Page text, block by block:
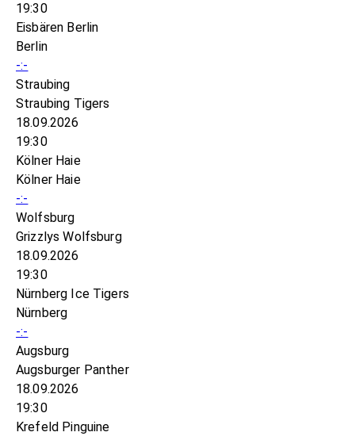
19:30
Eisbären Berlin
Berlin
-:-
Straubing
Straubing Tigers
18.09.2026
19:30
Kölner Haie
Kölner Haie
-:-
Wolfsburg
Grizzlys Wolfsburg
18.09.2026
19:30
Nürnberg Ice Tigers
Nürnberg
-:-
Augsburg
Augsburger Panther
18.09.2026
19:30
Krefeld Pinguine